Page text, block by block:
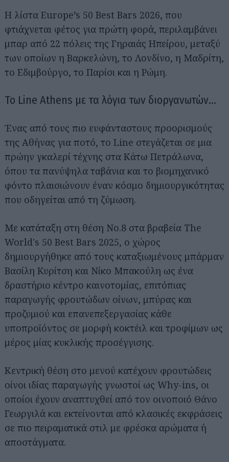
Η λίστα Europe’s 50 Best Bars 2026, που
φτιάχνεται φέτος για πρώτη φορά, περιλαμβάνει
μπαρ από 22 πόλεις της Γηραιάς Ηπείρου, μεταξύ
των οποίων η Βαρκελώνη, το Λονδίνο, η Μαδρίτη,
το Εδιμβούργο, το Παρίσι και η Ρώμη.
Το Line Athens με τα λόγια των διοργανωτών…
Ένας από τους πιο ευφάνταστους προορισμούς
της Αθήνας για ποτό, το Line στεγάζεται σε μια
πρώην γκαλερί τέχνης στα Κάτω Πετράλωνα,
όπου τα πανύψηλα ταβάνια και το βιομηχανικό
φόντο πλαισιώνουν έναν κόσμο δημιουργικότητας
που οδηγείται από τη ζύμωση.
Με κατάταξη στη θέση Νο.8 στα βραβεία The
World's 50 Best Bars 2025, ο χώρος
δημιουργήθηκε από τους καταξιωμένους μπάρμαν
Βασίλη Κυρίτση και Νίκο Μπακούλη ως ένα
δραστήριο κέντρο καινοτομίας, επιτόπιας
παραγωγής φρουτώδων οίνων, μπύρας και
προζυμιού και επανεπεξεργασίας κάθε
υποπροϊόντος σε μορφή κοκτέιλ και τροφίμων ως
μέρος μίας κυκλικής προσέγγισης.
Κεντρική θέση στο μενού κατέχουν φρουτώδεις
οίνοι ιδίας παραγωγής γνωστοί ως Why-ins, οι
οποίοι έχουν αναπτυχθεί από τον οινοποιό Θάνο
Γεωργιλά και εκτείνονται από κλασικές εκφράσεις
σε πιο πειραματικά στιλ με φρέσκα αρώματα ή
αποστάγματα.